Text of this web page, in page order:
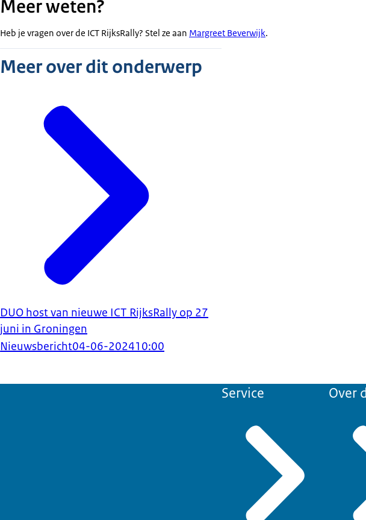
Meer weten?
Heb je vragen over de ICT RijksRally? Stel ze aan Margreet Beverwijk.
Meer over dit onderwerp
DUO host van nieuwe ICT RijksRally op 27
juni in Groningen
Nieuwsbericht04-06-202410:00
Service Over